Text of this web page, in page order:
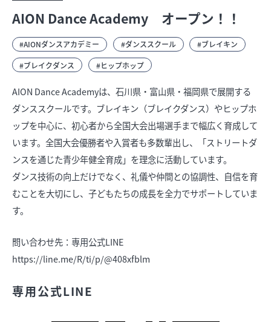
プロフィール
シティのあんなこんな
求人情報 オンラインショップ
イベント
富山のおみやげ
AION Dance Academy オープン！！
AIONダンスアカデミー ダンススクール ブレイキン
ブレイクダンス ヒップホップ
AION Dance Academyは、石川県・富山県・福岡県で展開する
ダンススクールです。ブレイキン（ブレイクダンス）やヒップホ
ップを中心に、初心者から全国大会出場選手まで幅広く育成して
います。全国大会優勝者や入賞者も多数輩出し、「ストリートダ
ンスを通じた青少年健全育成」を理念に活動しています。
ダンス技術の向上だけでなく、礼儀や仲間との協調性、自信を育
むことを大切にし、子どもたちの成長を全力でサポートしていま
す。
問い合わせ先：専用公式LINE
https://line.me/R/ti/p/@408xfblm
専用公式LINE